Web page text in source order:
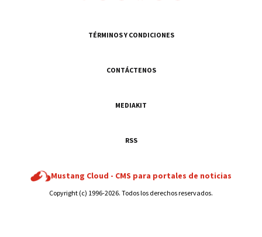
TÉRMINOS Y CONDICIONES
CONTÁCTENOS
MEDIAKIT
RSS
Mustang Cloud - CMS para portales de noticias
Copyright (c) 1996-2026. Todos los derechos reservados.